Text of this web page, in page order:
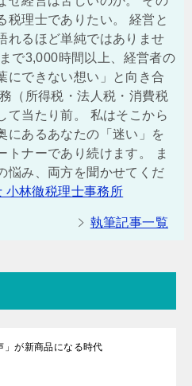
税理士でありたい。 経営と
れるほど単純ではありませ
で3,000時間以上、経営者の
にできない想い」と向き合
（所得税・法人税・消費税
て当たり前。 私はそこから
にあるあなたの「迷い」を
トナーであり続けます。 ま
悩み、両方を聞かせてくだ
小林徹税理士事務所
執筆記事一覧
」が新商品になる時代